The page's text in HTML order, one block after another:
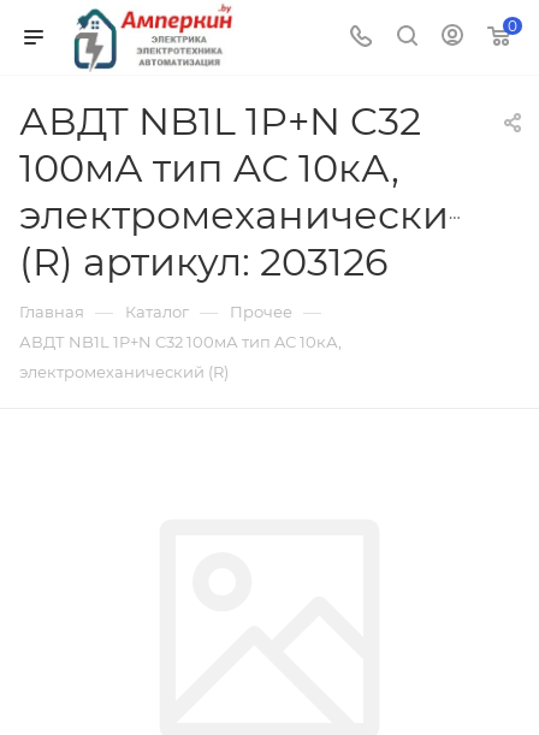
0
АВДТ NB1L 1P+N C32
100мА тип AС 10кА,
электромеханический
(R) артикул: 203126
Главная — Каталог — Прочее —
АВДТ NB1L 1P+N C32 100мА тип AС 10кА,
электромеханический (R)